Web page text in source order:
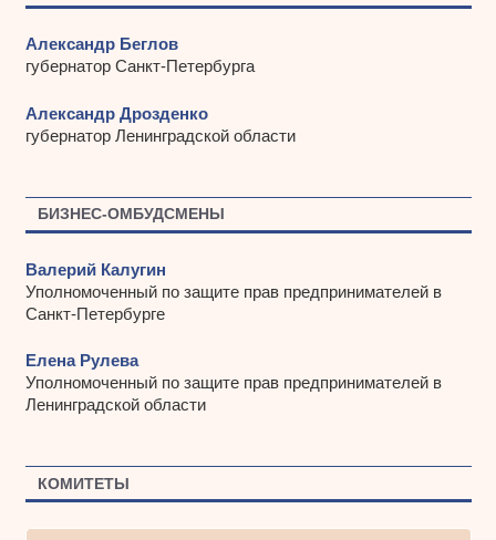
Александр Беглов
губернатор Санкт-Петербурга
Александр Дрозденко
губернатор Ленинградской области
БИЗНЕС-ОМБУДСМЕНЫ
Валерий Калугин
Уполномоченный по защите прав предпринимателей в
Санкт-Петербурге
Елена Рулева
Уполномоченный по защите прав предпринимателей в
Ленинградской области
КОМИТЕТЫ